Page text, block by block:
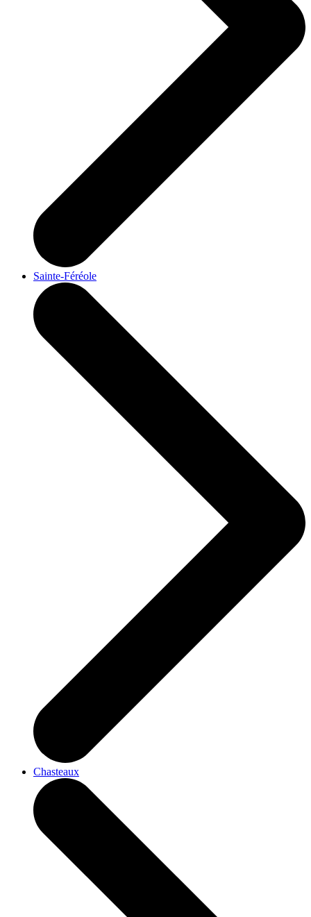
Sainte-Féréole
Chasteaux